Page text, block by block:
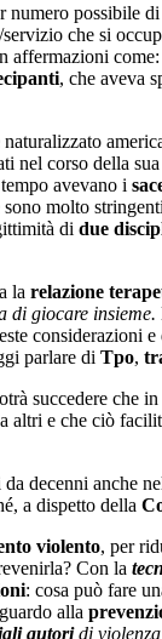
numero possibile di
/servizio che si
affermazioni
, che aveva
naturalizzato
nel corso della
avevano i
molto
di due
la relazione
di giocare insieme.
considerazioni
parlare di Tpo,
succedere che
altri e che ciò
decenni anche
a dispetto della
violento, per
Con la
: cosa può fare
alla
autoridi